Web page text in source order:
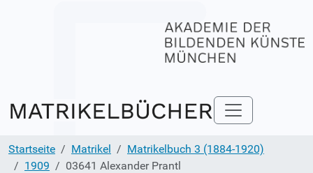
Startseite Matrikel
Matrikelbuch 3 (1884-1920)
1909
03641 Alexander Prantl